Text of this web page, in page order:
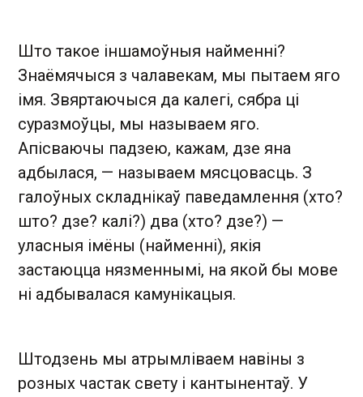
Што такое іншамоўныя найменні?
Знаёмячыся з чалавекам, мы пытаем яго
імя. Звяртаючыся да калегі, сябра ці
суразмоўцы, мы называем яго.
Апісваючы падзею, кажам, дзе яна
адбылася, — называем мясцовасць. З
галоўных складнікаў паведамлення (хто?
што? дзе? калі?) два (хто? дзе?) —
уласныя імёны (найменні), якія
застаюцца нязменнымі, на якой бы мове
ні адбывалася камунікацыя.
Штодзень мы атрымліваем навіны з
розных частак свету і кантынентаў. У